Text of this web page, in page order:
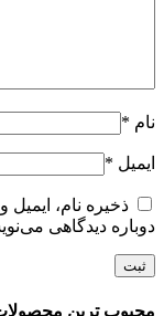
نام *
ایمیل *
ذخیره نام،
دوباره دیدگاهی
محبوب ترین